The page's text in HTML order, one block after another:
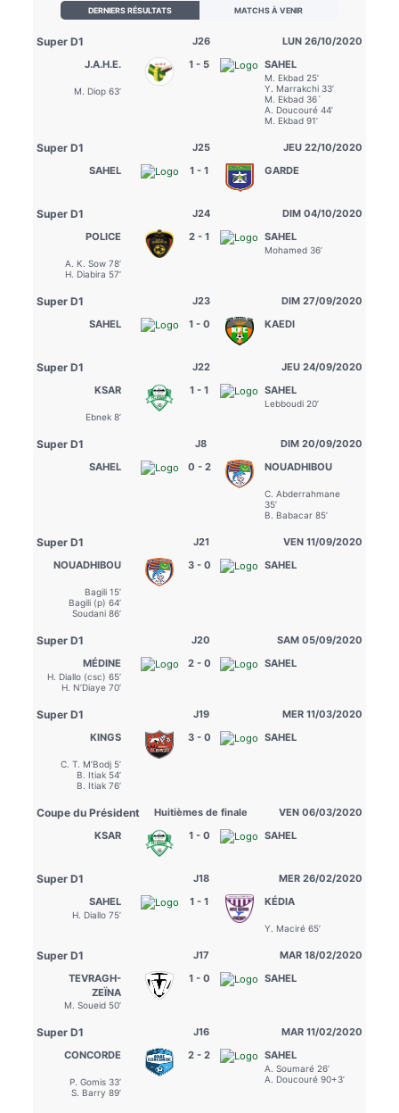
DERNIERS RÉSULTATS MATCHS À VENIR
Super D1 J26
LUN 26/10/2020
J.A.H.E.
M. Diop 63’
1 - 5 SAHEL
M. Ekbad 25’
Y. Marrakchi 33’
M. Ekbad 36´
A. Doucouré 44’
M. Ekbad 91’
Super D1 J25
JEU 22/10/2020
SAHEL
1 - 1 GARDE
Super D1 J24
DIM 04/10/2020
POLICE
A. K. Sow 78’
H. Diabira 57’
2 - 1 SAHEL
Mohamed 36’
Super D1 J23
DIM 27/09/2020
SAHEL
1 - 0 KAEDI
Super D1 J22
JEU 24/09/2020
KSAR
Ebnek 8’
1 - 1 SAHEL
Lebboudi 20’
Super D1 J8
DIM 20/09/2020
SAHEL
0 - 2 NOUADHIBOU
C. Abderrahmane
35’
B. Babacar 85’
Super D1 J21
VEN 11/09/2020
NOUADHIBOU
Bagili 15’
Bagili (p) 64’
Soudani 86’
3 - 0 SAHEL
Super D1 J20
SAM 05/09/2020
MÉDINE
H. Diallo (csc) 65’
H. N’Diaye 70’
2 - 0 SAHEL
Super D1 J19
MER 11/03/2020
KINGS
C. T. M’Bodj 5’
B. Itiak 54’
B. Itiak 76’
3 - 0 SAHEL
Coupe du Président Huitièmes de finale
VEN 06/03/2020
KSAR
1 - 0 SAHEL
Super D1 J18
MER 26/02/2020
SAHEL
H. Diallo 75’
1 - 1 KÉDIA
Y. Maciré 65’
Super D1 J17
MAR 18/02/2020
TEVRAGH-
ZEÏNA
M. Soueid 50’
1 - 0 SAHEL
Super D1 J16
MAR 11/02/2020
CONCORDE
P. Gomis 33’
S. Barry 89’
2 - 2 SAHEL
A. Soumaré 26’
A. Doucouré 90+3’